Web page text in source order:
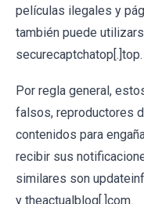
películas ilegales y
también puede
securecaptchatop[.]top.
Por regla general,
falsos, reproductores
contenidos para
recibir sus
similares son
y theactualblog[.]com.